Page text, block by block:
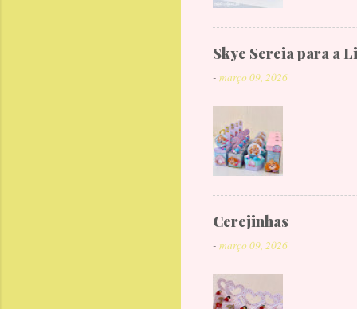
Skye Sereia para a
- março 09, 2026
Cerejinhas
- março 09, 2026